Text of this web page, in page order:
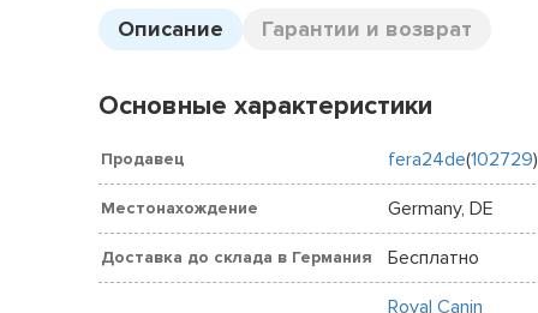
Описание Гарантии и возврат
Основные характеристики
Продавец fera24de(102729)
Местонахождение Germany, DE
Доставка до склада в Германия Бесплатно
Royal Canin